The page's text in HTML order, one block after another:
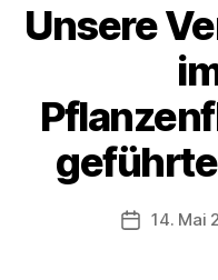
Unsere
14. Mai